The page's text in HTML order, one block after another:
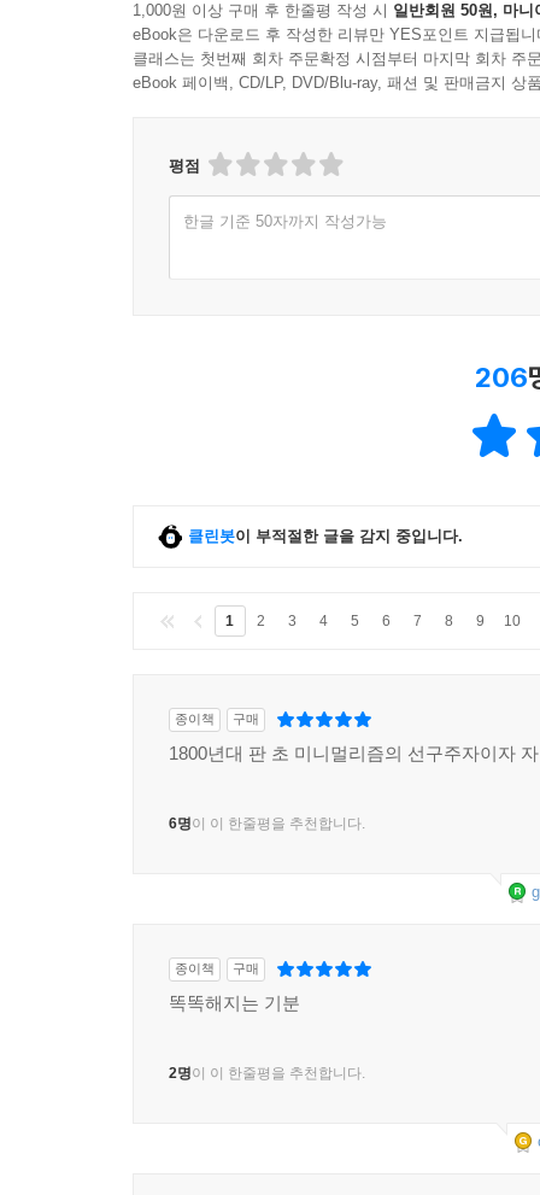
1,000원 이상 구매 후 한줄평 작성 시 일반회원 50원, 마니
eBook은 다운로드 후 작성한 리뷰만 YES포인트 지급됩니
클래스는 첫번째 회차 주문확정 시점부터 마지막 회차 주
eBook 페이백, CD/LP, DVD/Blu-ray, 패션 및 판매금지 상
평점
한글 기준 50자까지 작성가능
206
클린봇이 부적절한 글을 감지 중입니다.
1 2 3 4 5 6 7 8 9 10
종이책 구매
1800년대 판 초 미니멀리즘의 선구주자이자
6명이 이 한줄평을 추천합니다.
종이책 구매
똑똑해지는 기분
2명이 이 한줄평을 추천합니다.